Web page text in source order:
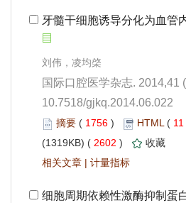
10.7518/gjkq.2014.06.022
1756 ) 11
2602 )
|